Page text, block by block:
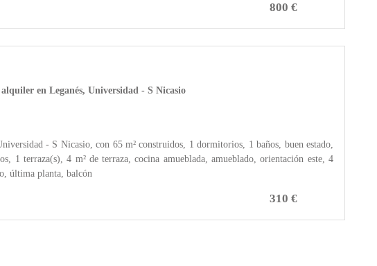
800 €
en Leganés, Universidad - S Nicasio
- S Nicasio, con 65 m² construidos, 1 dormitorios, 1 baños, buen estado,
1 terraza(s), 4 m² de terraza, cocina amueblada, amueblado, orientación este, 4
última planta, balcón
310 €